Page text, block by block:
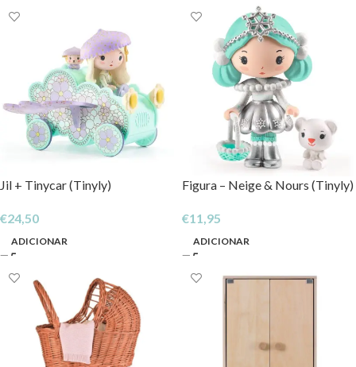
Jil + Tinycar (Tinyly)
€24,50
ADICIONAR
Figura – Neige & Nours (Tinyly)
€11,95
ADICIONAR